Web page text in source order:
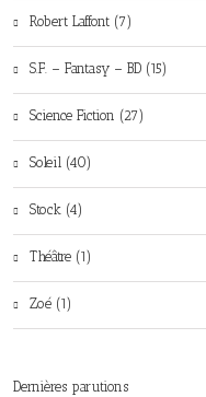
Robert Laffont (7)
S.F. – Fantasy – BD (15)
Science Fiction (27)
Soleil (40)
Stock (4)
Théâtre (1)
Zoé (1)
Dernières parutions